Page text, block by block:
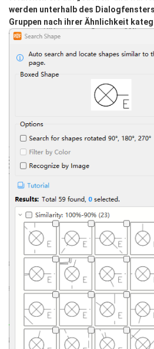
werden unterhalb des
Gruppen nach ihrer Ähnlichkeit